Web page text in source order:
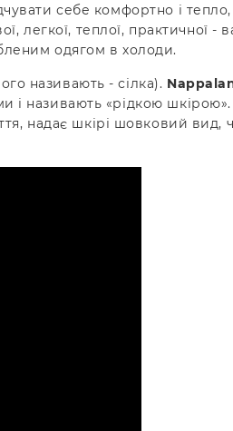
себе комфортно і
теплої, практичної -
одягом в холоди.
називають - сілка).
і називають «рідкою
надає шкірі шовковий вид,